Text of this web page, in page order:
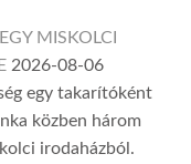
MISKOLCI
2026-08-06
egy takarítóként
közben három
irodaházból.